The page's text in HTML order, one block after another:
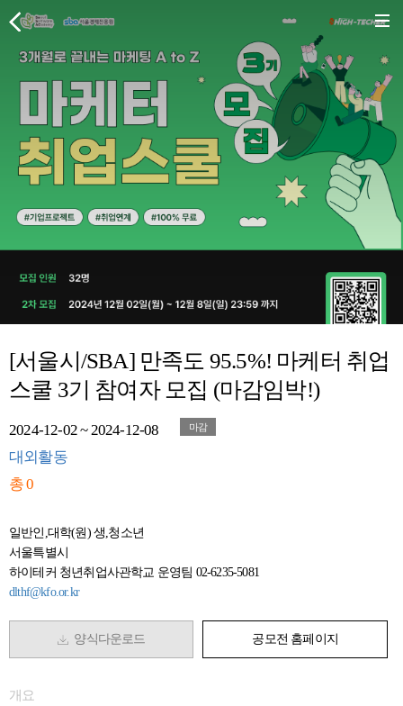
[서울시/SBA] 만족도 95.5%! 마케터 취업
스쿨 3기 참여자 모집 (마감임박!)
2024-12-02 ~ 2024-12-08 마감
대외활동
총 0
일반인,대학(원) 생,청소년
서울특별시
하이테커 청년취업사관학교 운영팀 02-6235-5081
dlthf@kfo.or.kr
양식다운로드 공모전 홈페이지
개요